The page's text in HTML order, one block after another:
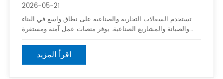
2026-05-21
تستخدم السقالات التجارية والصناعية على نطاق واسع في البناء
والصيانة والمشاريع الصناعية. يوفر منصات عمل آمنة ومستقرة
للعمال الذين يعملون في الارتفاع. أنظمة السقالات ضرورية للمباني
التجارية والمصانع والجسور ومحطات الطاقة ومشاريع إنشاء البنية
التحتية.
اقرأ المزيد